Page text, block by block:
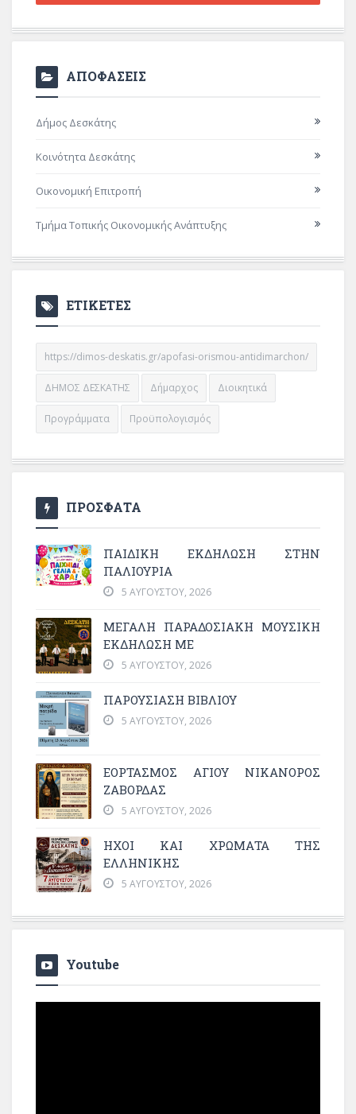
ΑΠΟΦΑΣΕΙΣ
Δήμος Δεσκάτης
Κοινότητα Δεσκάτης
Οικονομική Επιτροπή
Τμήμα Τοπικής Οικονομικής Ανάπτυξης
ΕΤΙΚΕΤΕΣ
https://dimos-deskatis.gr/apofasi-orismou-antidimarchon/
ΔΗΜΟΣ ΔΕΣΚΑΤΗΣ Δήμαρχος Διοικητικά
Προγράμματα Προϋπολογισμός
ΠΡΟΣΦΑΤΑ
ΠΑΙΔΙΚΗ ΕΚΔΗΛΩΣΗ ΣΤΗΝ
ΠΑΛΙΟΥΡΙΑ
5 ΑΥΓΟΎΣΤΟΥ, 2026
ΜΕΓΆΛΗ ΠΑΡΑΔΟΣΙΑΚΉ ΜΟΥΣΙΚΉ
ΕΚΔΉΛΩΣΗ ΜΕ
5 ΑΥΓΟΎΣΤΟΥ, 2026
ΠΑΡΟΥΣΙΑΣΗ ΒΙΒΛΙΟΥ
5 ΑΥΓΟΎΣΤΟΥ, 2026
ΕΟΡΤΑΣΜΟΣ ΑΓΙΟΥ ΝΙΚΑΝΟΡΟΣ
ΖΑΒΟΡΔΑΣ
5 ΑΥΓΟΎΣΤΟΥ, 2026
ΗΧΟΙ ΚΑΙ ΧΡΩΜΑΤΑ ΤΗΣ
ΕΛΛΗΝΙΚΗΣ
5 ΑΥΓΟΎΣΤΟΥ, 2026
Youtube